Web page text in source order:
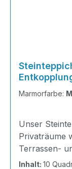
Marmorfarbe:
Unser
Privaträume
Terrassen-
Inhalt: 10